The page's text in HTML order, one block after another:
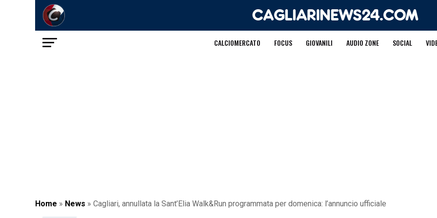
CALCIOMERCATO FOCUS GIOVANILI AUDIO ZONE SOCIAL
Home » News » Cagliari, annullata la Sant’Elia Walk&Run programmata per domenica: l’annuncio ufficiale